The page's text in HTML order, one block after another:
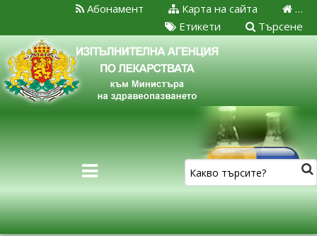
…
Карта на сайта
Абонамент
Търсене
Етикети